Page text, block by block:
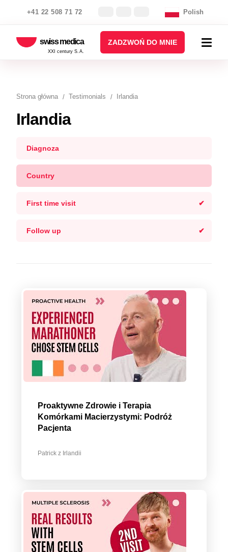
+41 22 508 71 72 Polish
swiss medica
XXI century S.A.
ZADZWOŃ DO MNIE
Strona główna Testimonials Irlandia
Irlandia
Diagnoza
Country
First time visit
Follow up
Proaktywne Zdrowie i Terapia
Komórkami Macierzystymi: Podróż
Pacjenta
Patrick z Irlandii